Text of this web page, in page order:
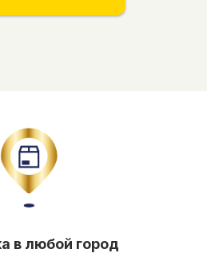
в любой город